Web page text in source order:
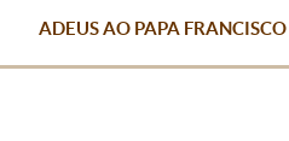
ADEUS AO PAPA FRANCISCO